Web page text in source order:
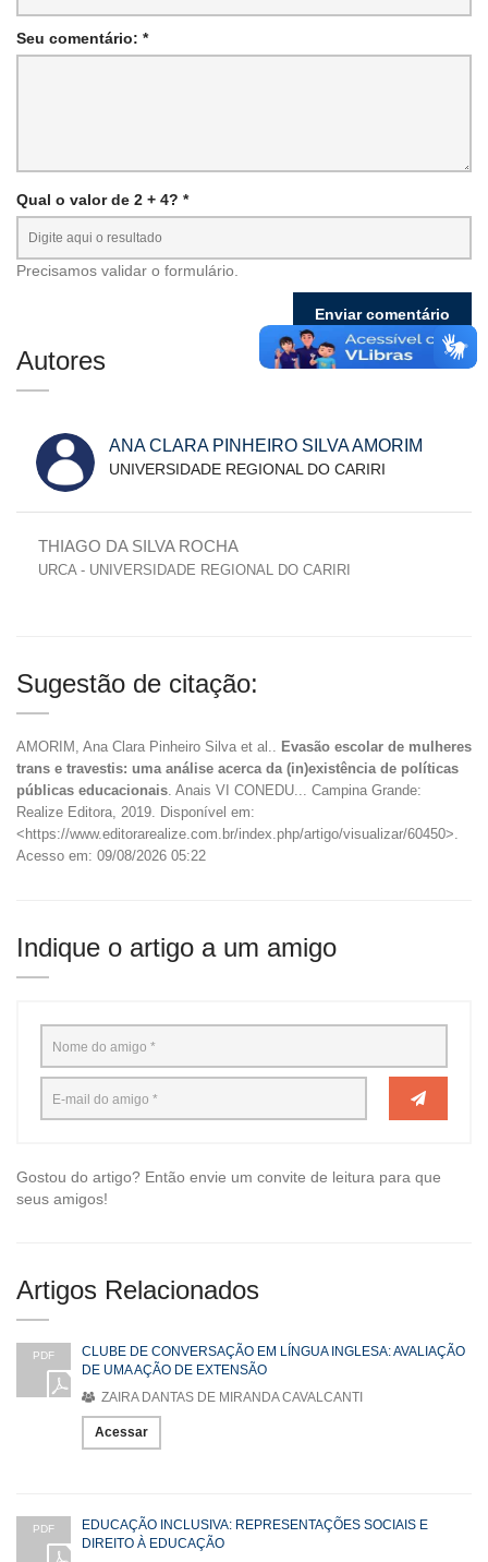
Seu comentário: *
Qual o valor de 2 + 4? *
Precisamos validar o formulário.
Autores
ANA CLARA PINHEIRO SILVA AMORIM
UNIVERSIDADE REGIONAL DO CARIRI
THIAGO DA SILVA ROCHA
URCA - UNIVERSIDADE REGIONAL DO CARIRI
Sugestão de citação:
AMORIM, Ana Clara Pinheiro Silva et al.. Evasão escolar de mulheres
trans e travestis: uma análise acerca da (in)existência de políticas
públicas educacionais. Anais VI CONEDU... Campina Grande:
Realize Editora, 2019. Disponível em:
<https://www.editorarealize.com.br/index.php/artigo/visualizar/60450>.
Acesso em: 09/08/2026 05:22
Indique o artigo a um amigo
Gostou do artigo? Então envie um convite de leitura para que
seus amigos!
Artigos Relacionados
PDF
CLUBE DE CONVERSAÇÃO EM LÍNGUA INGLESA: AVALIAÇÃO
DE UMA AÇÃO DE EXTENSÃO
ZAIRA DANTAS DE MIRANDA CAVALCANTI
Acessar
PDF
EDUCAÇÃO INCLUSIVA: REPRESENTAÇÕES SOCIAIS E
DIREITO À EDUCAÇÃO